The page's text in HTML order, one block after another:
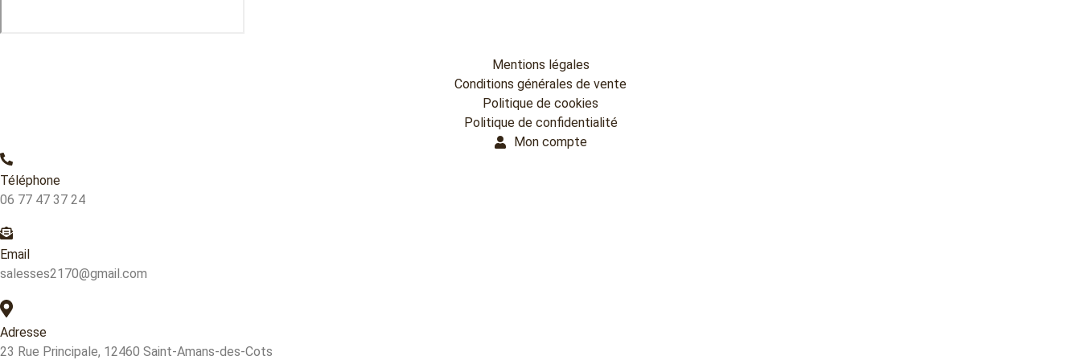
Mentions légales
Conditions générales de vente
Politique de cookies
Politique de confidentialité
Mon compte
Téléphone
06 77 47 37 24
Email
salesses2170@gmail.com
Adresse
23 Rue Principale, 12460 Saint-Amans-des-Cots